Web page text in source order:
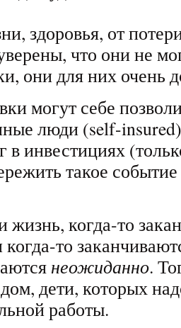
здоровья, от
что они не
они для них очень
могут себе
люди (self-
в инвестициях
такое
жизнь, когда-то
то
неожиданно.
дети, которых
работы.